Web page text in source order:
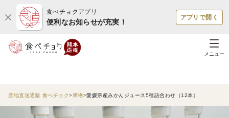
食べチョクアプリ
便利なお知らせが充実！
アプリで開く
メニュー
産地直送通販 食べチョク 果物 愛媛県産みかんジュース5種詰合わせ（12本）